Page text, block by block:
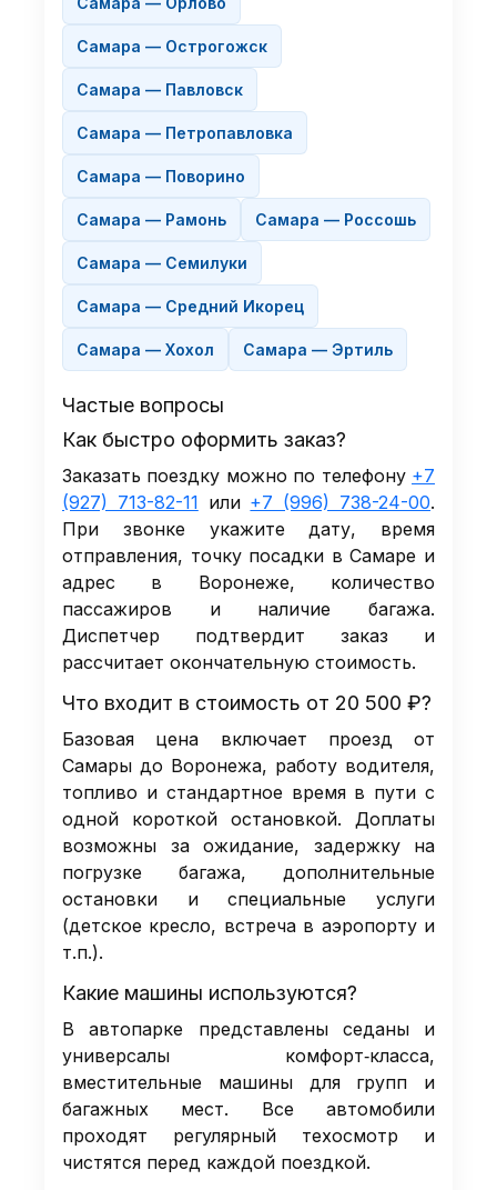
Самара — Острогожск
Самара — Павловск
Самара — Петропавловка
Самара — Поворино
Самара — Рамонь Самара — Россошь
Самара — Семилуки
Самара — Средний Икорец
Самара — Хохол Самара — Эртиль
Частые вопросы
Как быстро оформить заказ?
Заказать поездку можно по телефону +7
(927) 713-82-11 или +7 (996) 738-24-00.
При звонке укажите дату, время
отправления, точку посадки в Самаре и
адрес в Воронеже, количество
пассажиров и наличие багажа.
Диспетчер подтвердит заказ и
рассчитает окончательную стоимость.
Что входит в стоимость от 20 500 ₽?
Базовая цена включает проезд от
Самары до Воронежа, работу водителя,
топливо и стандартное время в пути с
одной короткой остановкой. Доплаты
возможны за ожидание, задержку на
погрузке багажа, дополнительные
остановки и специальные услуги
(детское кресло, встреча в аэропорту и
т.п.).
Какие машины используются?
В автопарке представлены седаны и
универсалы комфорт‑класса,
вместительные машины для групп и
багажных мест. Все автомобили
проходят регулярный техосмотр и
чистятся перед каждой поездкой.